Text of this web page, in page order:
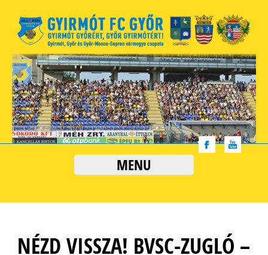
MENU
NÉZD VISSZA! BVSC-ZUGLÓ –